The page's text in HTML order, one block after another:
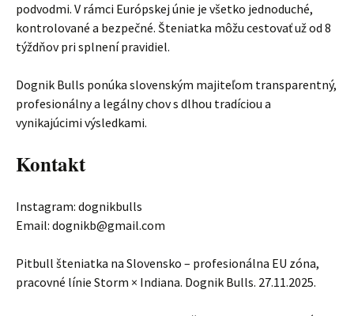
podvodmi. V rámci Európskej únie je všetko jednoduché,
kontrolované a bezpečné. Šteniatka môžu cestovať už od 8
týždňov pri splnení pravidiel.
Dognik Bulls ponúka slovenským majiteľom transparentný,
profesionálny a legálny chov s dlhou tradíciou a
vynikajúcimi výsledkami.
Kontakt
Instagram: dognikbulls
Email: dognikb@gmail.com
Pitbull šteniatka na Slovensko – profesionálna EU zóna,
pracovné línie Storm × Indiana. Dognik Bulls. 27.11.2025.